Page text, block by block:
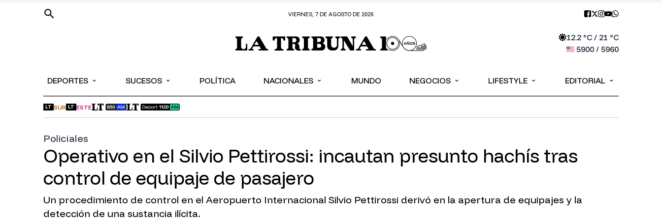
VIERNES, 7 DE AGOSTO DE 2026
12.2°C / 21 °C
5900/ 5960
DEPORTES ⌄ SUCESOS ⌄ POLÍTICA NACIONALES ⌄ MUNDO NEGOCIOS ⌄ LIFESTYLE ⌄ EDITORIAL ⌄
LT SUR LT ESTE
Policiales
Operativo en el Silvio Pettirossi: incautan presunto hachís tras
control de equipaje de pasajero
Un procedimiento de control en el Aeropuerto Internacional Silvio Pettirossi derivó en la apertura de equipajes y la
detección de una sustancia ilícita.